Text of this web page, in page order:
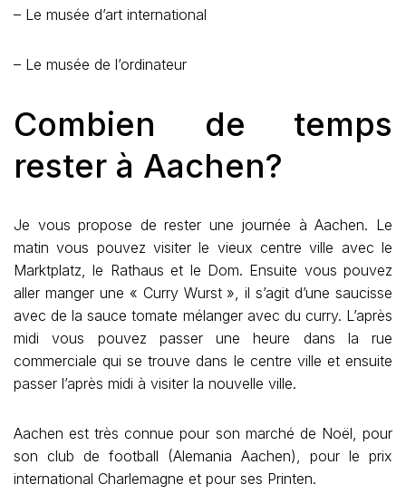
– Le musée d’art international
– Le musée de l’ordinateur
Combien de temps
rester à Aachen?
Je vous propose de rester une journée à Aachen. Le
matin vous pouvez visiter le vieux centre ville avec le
Marktplatz, le Rathaus et le Dom. Ensuite vous pouvez
aller manger une « Curry Wurst », il s’agit d’une saucisse
avec de la sauce tomate mélanger avec du curry. L’après
midi vous pouvez passer une heure dans la rue
commerciale qui se trouve dans le centre ville et ensuite
passer l’après midi à visiter la nouvelle ville.
Aachen est très connue pour son marché de Noël, pour
son club de football (Alemania Aachen), pour le prix
international Charlemagne et pour ses Printen.